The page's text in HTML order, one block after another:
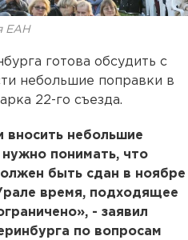
ЕАН
готова обсудить с
небольшие поправки в
22-го съезда.
вносить небольшие
понимать, что
быть сдан в ноябре
время, подходящее
- заявил
по вопросам